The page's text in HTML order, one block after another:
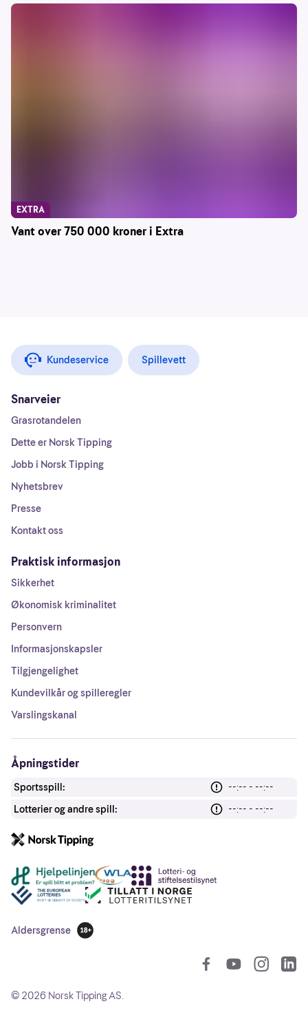
Vant over 750 000 kroner i Extra
EXTRA
Kundeservice Spillevett
Snarveier
Grasrotandelen
Dette er Norsk Tipping
Jobb i Norsk Tipping
Nyhetsbrev
Presse
Kontakt oss
Praktisk informasjon
Sikkerhet
Økonomisk kriminalitet
Personvern
Informasjonskapsler
Tilgjengelighet
Kundevilkår og spilleregler
Varslingskanal
Åpningstider
Sportsspill:
--:-- - --:--
Lotterier og andre spill:
--:-- - --:--
Andre lenker
Aldersgrense
18 år
© 2026 Norsk Tipping AS.